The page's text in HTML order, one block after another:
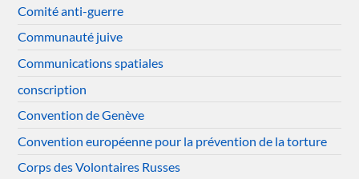
Comité anti-guerre
Communauté juive
Communications spatiales
conscription
Convention de Genève
Convention européenne pour la prévention de la torture
Corps des Volontaires Russes